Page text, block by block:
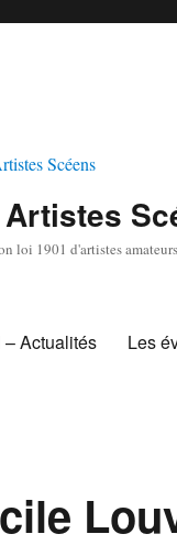
loi 1901 d'artistes
Actualités Les